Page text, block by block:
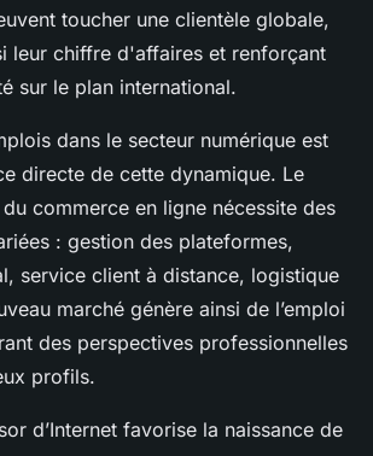
toucher une clientèle globale,
leur chiffre d'affaires et renforçant
sur le plan international.
dans le secteur numérique est
directe de cette dynamique. Le
commerce en ligne nécessite des
: gestion des plateformes,
service client à distance, logistique
marché génère ainsi de l’emploi
des perspectives professionnelles
profils.
d’Internet favorise la naissance de